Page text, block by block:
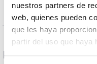
nuestros partners de
web, quienes pueden
que les haya
partir del uso que haya
Empalmable
Datos ópticos